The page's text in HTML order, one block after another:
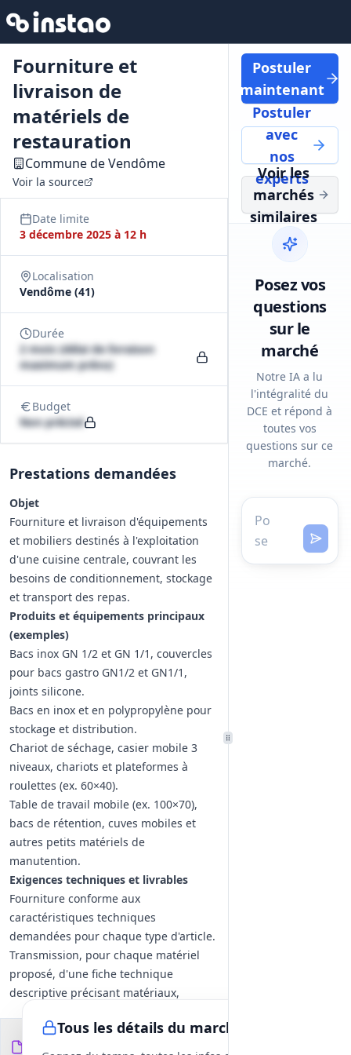
Fourniture et
livraison de
matériels de
restauration
Commune de Vendôme
Voir la source
Date limite
3 décembre 2025 à 12 h
Localisation
Vendôme (41)
Durée
2 mois (délai de livraison
maximum prévu)
Budget
Non précisé
Prestations demandées
Objet
Fourniture et livraison d'équipements
et mobiliers destinés à l'exploitation
d'une cuisine centrale, couvrant les
besoins de conditionnement, stockage
et transport des repas.
Produits et équipements principaux
(exemples)
Bacs inox GN 1/2 et GN 1/1, couvercles
pour bacs gastro GN1/2 et GN1/1,
joints silicone.
Bacs en inox et en polypropylène pour
stockage et distribution.
Chariot de séchage, casier mobile 3
niveaux, chariots et plateformes à
roulettes (ex. 60×40).
Table de travail mobile (ex. 100×70),
bacs de rétention, cuves mobiles et
autres petits matériels de
manutention.
Exigences techniques et livrables
Fourniture conforme aux
caractéristiques techniques
demandées pour chaque type d'article.
Transmission, pour chaque matériel
proposé, d'une fiche technique
descriptive précisant matériaux,
avec usages professionnels et
garanties.
Tous les détails du marché
Documents du
Postuler
maintenant
Postuler
avec
nos
experts
Voir les
marchés
similaires
Posez vos
questions
sur le
marché
Notre IA a lu
l'intégralité du
DCE et répond à
toutes vos
questions sur ce
marché.